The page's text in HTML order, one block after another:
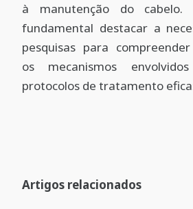
à manutenção do
fundamental destacar a
pesquisas para
os mecanismos
protocolos de tratamento
Artigos relacionados